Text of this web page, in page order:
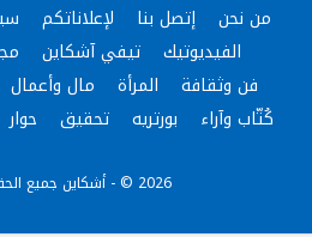
من نحن إتصل بنا لإعلاناتكم
الفيديوتيك
تيفي آشكاين
فن وثقافة
المرأة مال وأعمال
كُتّاب وآراء
بورتريه تحقيق حوار
2026 © - أشكاين جميع الحقوق محفوظة